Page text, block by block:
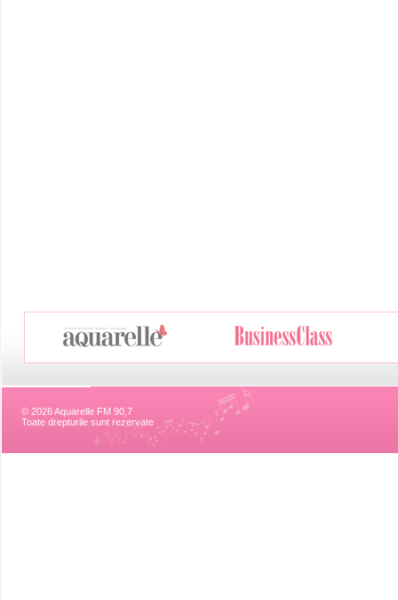
© 2026 Aquarelle FM 90,7
Toate drepturile sunt rezervate